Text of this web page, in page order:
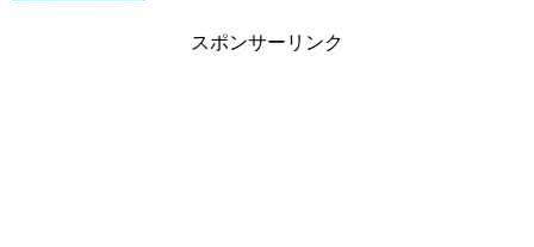
スポンサーリンク